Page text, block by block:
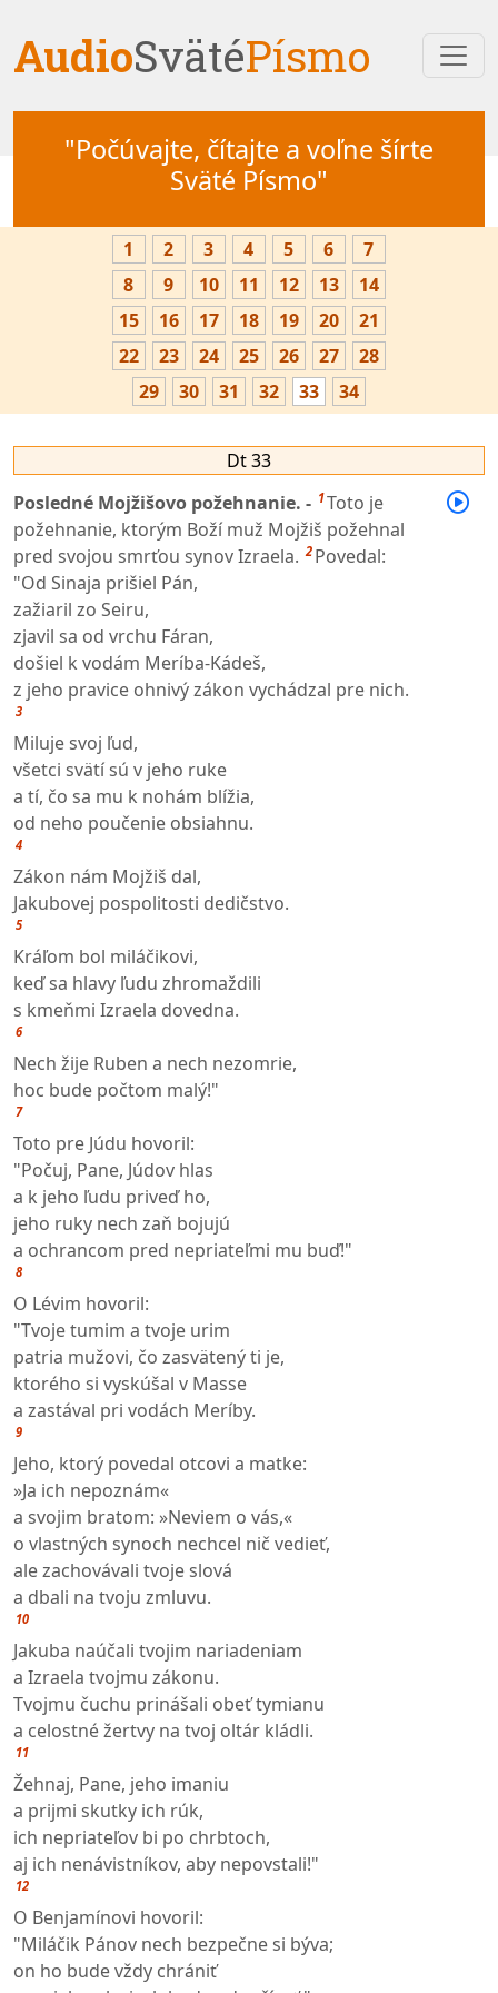
AudioSvätéPísmo
"Počúvajte, čítajte a voľne šírte
Sväté Písmo"
1 2 3 4 5 6
7
8
9 10 11 12 13
14
15
16 17 18 19 20
21
22
23 24 25 26 27
28
29
30 31 32 33 34
Dt 33
Posledné Mojžišovo požehnanie. - 1Toto je
požehnanie, ktorým Boží muž Mojžiš požehnal
pred svojou smrťou synov Izraela. 2 Povedal:
"Od Sinaja prišiel Pán,
zažiaril zo Seiru,
zjavil sa od vrchu Fáran,
došiel k vodám Meríba-Kádeš,
z jeho pravice ohnivý zákon vychádzal pre nich.
3
Miluje svoj ľud,
všetci svätí sú v jeho ruke
a tí, čo sa mu k nohám blížia,
od neho poučenie obsiahnu.
4
Zákon nám Mojžiš dal,
Jakubovej pospolitosti dedičstvo.
5
Kráľom bol miláčikovi,
keď sa hlavy ľudu zhromaždili
s kmeňmi Izraela dovedna.
6
Nech žije Ruben a nech nezomrie,
hoc bude počtom malý!"
7
Toto pre Júdu hovoril:
"Počuj, Pane, Júdov hlas
a k jeho ľudu priveď ho,
jeho ruky nech zaň bojujú
a ochrancom pred nepriateľmi mu buď!"
8
O Lévim hovoril:
"Tvoje tumim a tvoje urim
patria mužovi, čo zasvätený ti je,
ktorého si vyskúšal v Masse
a zastával pri vodách Meríby.
9
Jeho, ktorý povedal otcovi a matke:
»Ja ich nepoznám«
a svojim bratom: »Neviem o vás,«
o vlastných synoch nechcel nič vedieť,
ale zachovávali tvoje slová
a dbali na tvoju zmluvu.
10
Jakuba naúčali tvojim nariadeniam
a Izraela tvojmu zákonu.
Tvojmu čuchu prinášali obeť tymianu
a celostné žertvy na tvoj oltár kládli.
11
Žehnaj, Pane, jeho imaniu
a prijmi skutky ich rúk,
ich nepriateľov bi po chrbtoch,
aj ich nenávistníkov, aby nepovstali!"
12
O Benjamínovi hovoril:
"Miláčik Pánov nech bezpečne si býva;
on ho bude vždy chrániť